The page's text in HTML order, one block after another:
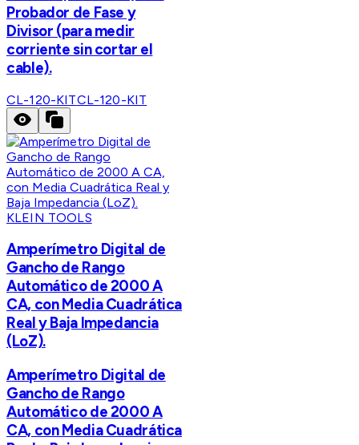
Probador de Fase y
Divisor (para medir
corriente sin cortar el
cable).
CL-120-KITCL-120-KIT
KLEIN TOOLS
Amperímetro Digital de
Gancho de Rango
Automático de 2000 A
CA, con Media Cuadrática
Real y Baja Impedancia
(LoZ).
Amperímetro Digital de
Gancho de Rango
Automático de 2000 A
CA, con Media Cuadrática